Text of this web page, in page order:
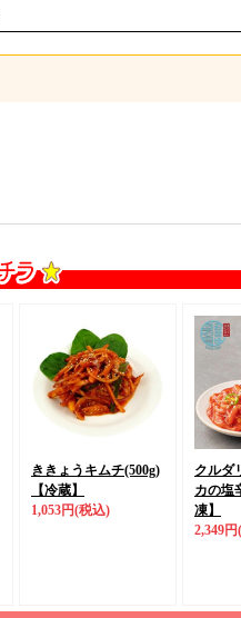
ききょうキムチ(500g)
【冷蔵】
1,053円(税込)
クルダ
カの塩
凍】
2,349円